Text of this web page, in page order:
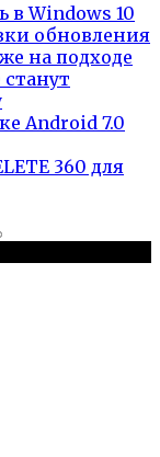
Windows 10
обновления
на подходе
Android 7.0
360 для